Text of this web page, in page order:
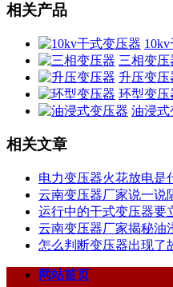
相关产品
三相变压
升压变压
环型变压
油浸式
相关文章
电力变压器火花放电是
云南变压器厂家说一说
运行中的干式变压器要
云南变压器厂家揭秘油
怎么判断变压器出现了
网站首页